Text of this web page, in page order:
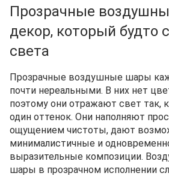
Прозрачные
декор, который будто
света
Прозрачные воздушные шары
почти нереальными. В них нет
поэтому они отражают свет так,
один оттенок. Они наполняют
ощущением чистоты, дают
минималистичные и
выразительные композиции.
шары в прозрачном исполнении